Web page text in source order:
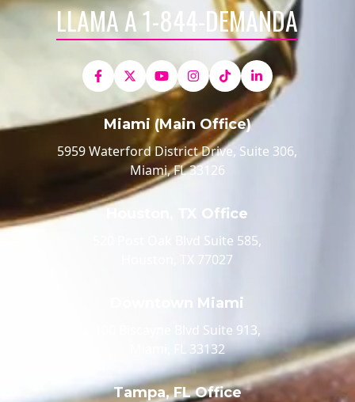
LLAMA A 1-844-DEMANDA
Miami (Main Office)
5959 Waterford District Drive, Suite 306,
Miami, FL 33126
Houston, TX Office
520 Post Oak Blvd Suite 585,
Houston, TX 77027
Downtown Miami
100 Biscayne Blvd Suite 913,
Miami, FL 33132
Tampa, FL Office